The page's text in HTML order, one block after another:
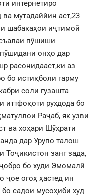
интернетиро
мутадаййин аст,23
шабакаҳои иҷтимоӣ
пӯшиши
онҳо дар
расонидааст,ки аз
бо истиқболи гарму
соли гузашта
рухдода бо
Раҷаб, як узви
ва хоҳари Шӯҳрати
дар Урупо талош
Тоҷикистон занг зада,
бо худи Эмомалӣ
ҷое огоҳ ҳастед ин
садои мусоҳиби худ